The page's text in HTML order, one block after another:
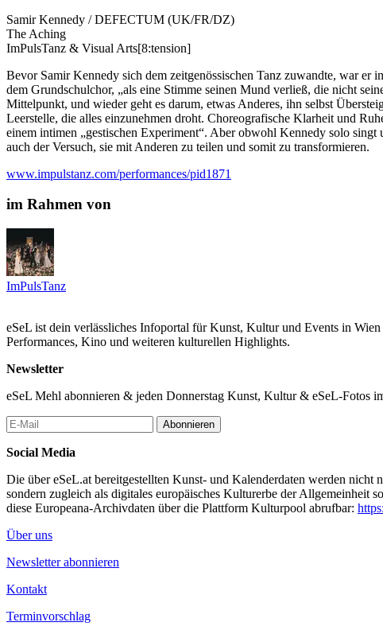
Samir Kennedy / DEFECTUM (UK/FR/DZ)
The Aching
ImPulsTanz & Visual Arts[8:tension]
Bevor Samir Kennedy sich dem zeitgenössischen Tanz zuwandte, war
dem Grundschulchor, „als eine Stimme seinen Mund verließ, die nicht
Mittelpunkt, und wieder geht es darum, etwas Anderes, ihn selbst
Leerstelle, die alles einzunehmen droht. Choreografische Klarheit und
einem intimen „gestischen Experiment“. Aber obwohl Kennedy solo
auch der Versuch, sie mit Anderen zu teilen und somit zu transformieren.
www.impulstanz.com/performances/pid1871
im Rahmen von
ImPulsTanz
eSeL ist dein verlässliches Infoportal für Kunst, Kultur und Events in
Performances, Kino und weiteren kulturellen Highlights.
Newsletter
eSeL Mehl abonnieren & jeden Donnerstag Kunst, Kultur & eSeL-Fotos
Abonnieren
Social Media
Die über eSeL.at bereitgestellten Kunst- und Kalenderdaten werden nicht
sondern zugleich als digitales europäisches Kulturerbe der Allgemeinheit
diese Europeana-Archivdaten über die Plattform Kulturpool abrufbar:
Über uns
Newsletter abonnieren
Kontakt
Terminvorschlag